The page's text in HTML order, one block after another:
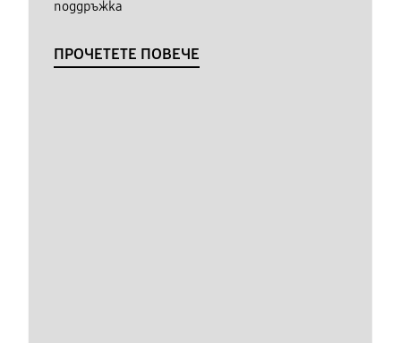
поддръжка
ПРОЧЕТЕТЕ ПОВЕЧЕ